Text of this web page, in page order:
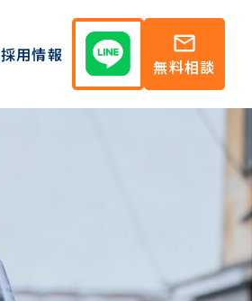
採用情報 mail
無料相談